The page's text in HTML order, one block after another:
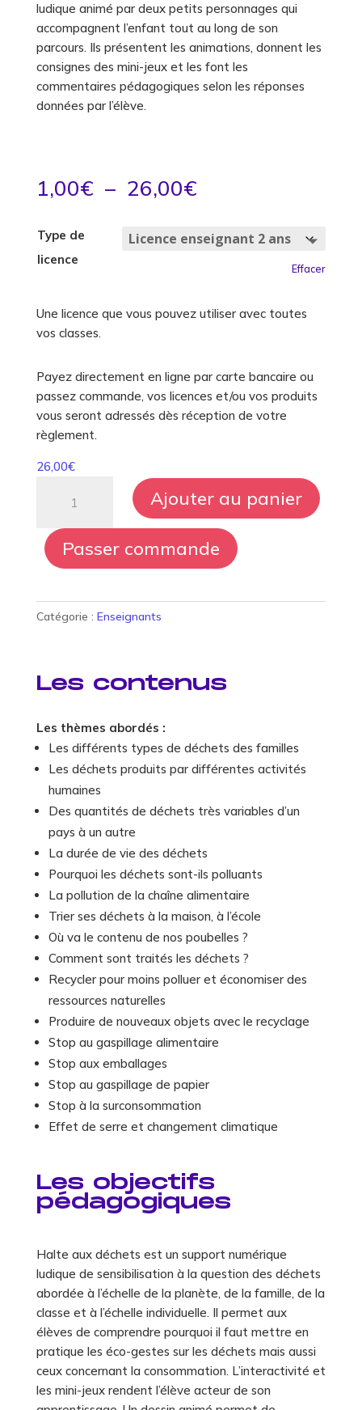
ludique animé par deux petits personnages qui
accompagnent l’enfant tout au long de son
parcours. Ils présentent les animations, donnent les
consignes des mini-jeux et les font les
commentaires pédagogiques selon les réponses
données par l’élève.
1,00€ – 26,00€Plage
1,00€
Type de
licence
Effacer
Une licence que vous pouvez utiliser avec toutes
vos classes.
Payez directement en ligne par carte bancaire ou
passez commande, vos licences et/ou vos produits
vous seront adressés dès réception de votre
règlement.
26,00€
aux
déchets
Ajouter au panier
Passer commande
Catégorie : Enseignants
Les contenus
Les thèmes abordés :
Les différents types de déchets des familles
Les déchets produits par différentes activités
humaines
Des quantités de déchets très variables d’un
pays à un autre
La durée de vie des déchets
Pourquoi les déchets sont-ils polluants
La pollution de la chaîne alimentaire
Trier ses déchets à la maison, à l’école
Où va le contenu de nos poubelles ?
Comment sont traités les déchets ?
Recycler pour moins polluer et économiser des
ressources naturelles
Produire de nouveaux objets avec le recyclage
Stop au gaspillage alimentaire
Stop aux emballages
Stop au gaspillage de papier
Stop à la surconsommation
Effet de serre et changement climatique
Les objectifs
pédagogiques
Halte aux déchets est un support numérique
ludique de sensibilisation à la question des déchets
abordée à l’échelle de la planète, de la famille, de la
classe et à l’échelle individuelle. Il permet aux
élèves de comprendre pourquoi il faut mettre en
pratique les éco-gestes sur les déchets mais aussi
ceux concernant la consommation. L’interactivité et
les mini-jeux rendent l’élève acteur de son